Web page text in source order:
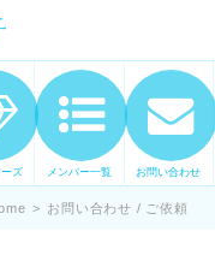
。 手づくり
スキル・セ
が集まって
ズ メンバー一覧 お問い合わせ
> お問い合わせ / ご依頼